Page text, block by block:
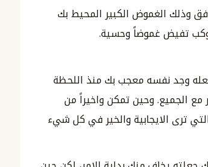
وذلك الغموض الكبير المحيط بك
تفيض غموضاً وحسية.
وجد نفسه معجب بك منذ اللحظة
الجميع. وحين تمكن واخيراً من
ترى الايجابية والخير في كل شيء